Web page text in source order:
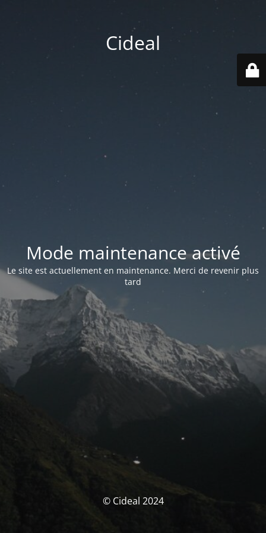
Cideal
Mode maintenance activé
Le site est actuellement en maintenance. Merci de revenir plus
tard
© Cideal 2024